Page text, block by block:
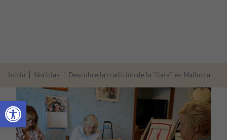
Inicio Notícias Descubre la tradición de la "llata" en Mallorca